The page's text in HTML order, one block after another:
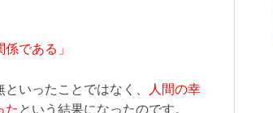
である」
いったことではなく、
人間の幸
た という結果になったのです。